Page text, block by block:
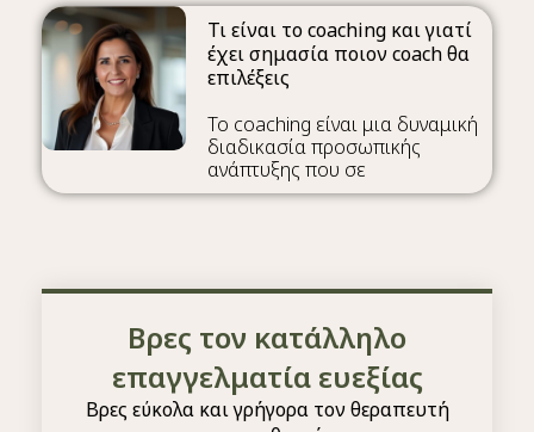
Τι είναι το coaching και γιατί
έχει σημασία ποιον coach θα
επιλέξεις
Το coaching είναι μια δυναμική
διαδικασία προσωπικής
ανάπτυξης που σε
Βρες τον κατάλληλο
επαγγελματία ευεξίας
Βρες εύκολα και γρήγορα τον θεραπευτή